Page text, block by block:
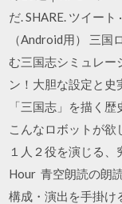
だ. SHARE. ツイート
（Android用） 三
む三国志シミュレー
ン！大胆な設定と
「三国志」を描く
こんなロボットが
１人２役を演じる
Hour 青空朗読の朗
構成・演出を手掛け